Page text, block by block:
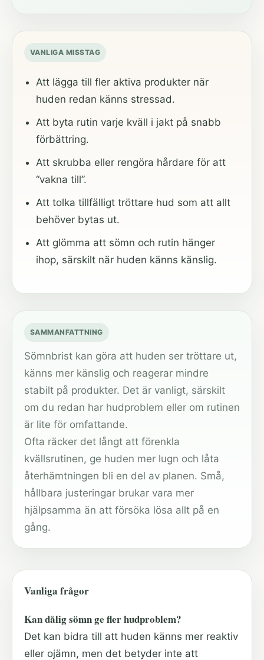
VANLIGA MISSTAG
Att lägga till fler aktiva produkter när
huden redan känns stressad.
Att byta rutin varje kväll i jakt på snabb
förbättring.
Att skrubba eller rengöra hårdare för att
“vakna till”.
Att tolka tillfälligt tröttare hud som att allt
behöver bytas ut.
Att glömma att sömn och rutin hänger
ihop, särskilt när huden känns känslig.
SAMMANFATTNING
Sömnbrist kan göra att huden ser tröttare ut,
känns mer känslig och reagerar mindre
stabilt på produkter. Det är vanligt, särskilt
om du redan har hudproblem eller om rutinen
är lite för omfattande.
Ofta räcker det långt att förenkla
kvällsrutinen, ge huden mer lugn och låta
återhämtningen bli en del av planen. Små,
hållbara justeringar brukar vara mer
hjälpsamma än att försöka lösa allt på en
gång.
Vanliga frågor
Kan dålig sömn ge fler hudproblem?
Det kan bidra till att huden känns mer reaktiv
eller ojämn, men det betyder inte att